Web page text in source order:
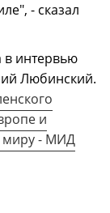
- сказал
в интервью
Любинский.
и
миру - МИД